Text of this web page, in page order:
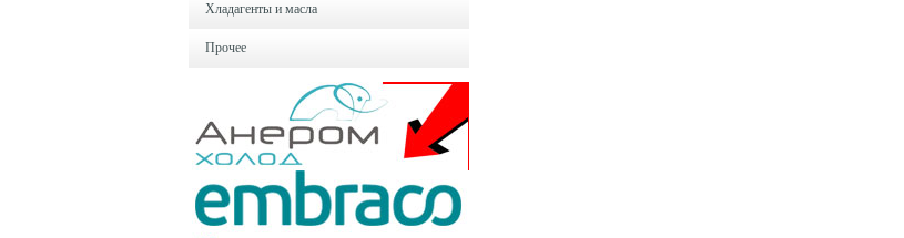
Хладагенты и масла
Прочее